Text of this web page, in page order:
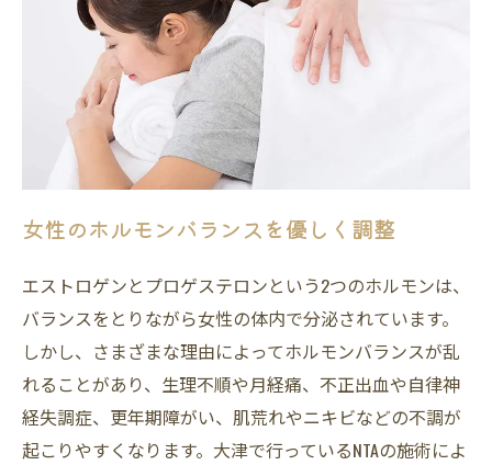
女性のホルモンバランスを優しく調整
エストロゲンとプロゲステロンという2つのホルモンは、
バランスをとりながら女性の体内で分泌されています。
しかし、さまざまな理由によってホルモンバランスが乱
れることがあり、生理不順や月経痛、不正出血や自律神
経失調症、更年期障がい、肌荒れやニキビなどの不調が
起こりやすくなります。大津で行っているNTAの施術によ